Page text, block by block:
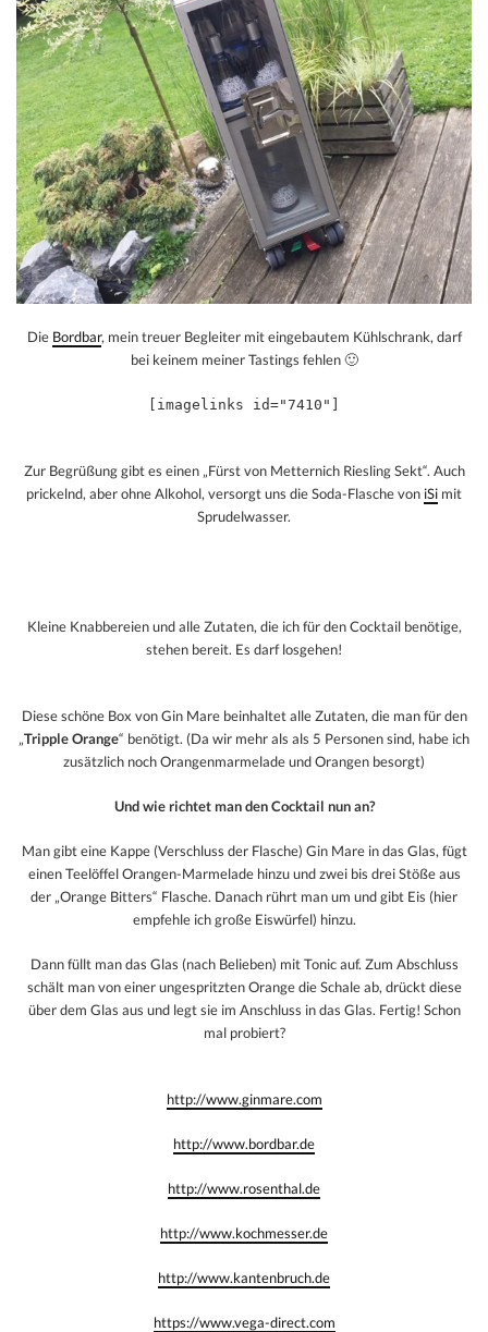
Die Bordbar, mein treuer Begleiter mit eingebautem Kühlschrank, darf
bei keinem meiner Tastings fehlen 🙂
[imagelinks id="7410"]
Zur Begrüßung gibt es einen „Fürst von Metternich Riesling Sekt“. Auch
prickelnd, aber ohne Alkohol, versorgt uns die Soda-Flasche von iSi mit
Sprudelwasser.
Kleine Knabbereien und alle Zutaten, die ich für den Cocktail benötige,
stehen bereit. Es darf losgehen!
Diese schöne Box von Gin Mare beinhaltet alle Zutaten, die man für den
„Tripple Orange“ benötigt. (Da wir mehr als als 5 Personen sind, habe ich
zusätzlich noch Orangenmarmelade und Orangen besorgt)
Und wie richtet man den Cocktail nun an?
Man gibt eine Kappe (Verschluss der Flasche) Gin Mare in das Glas, fügt
einen Teelöffel Orangen-Marmelade hinzu und zwei bis drei Stöße aus
der „Orange Bitters“ Flasche. Danach rührt man um und gibt Eis (hier
empfehle ich große Eiswürfel) hinzu.
Dann füllt man das Glas (nach Belieben) mit Tonic auf. Zum Abschluss
schält man von einer ungespritzten Orange die Schale ab, drückt diese
über dem Glas aus und legt sie im Anschluss in das Glas. Fertig! Schon
mal probiert?
http://www.ginmare.com
http://www.bordbar.de
http://www.rosenthal.de
http://www.kochmesser.de
http://www.kantenbruch.de
https://www.vega-direct.com